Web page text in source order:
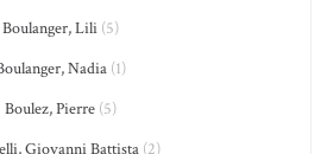
Boulanger, Lili (5)
Nadia (1)
Boulez, Pierre (5)
Giovanni Battista (2)